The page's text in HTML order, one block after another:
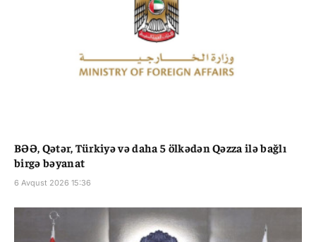
BƏƏ, Qətər, Türkiyə və daha 5 ölkədən Qəzza ilə bağlı
birgə bəyanat
6 Avqust 2026 15:36